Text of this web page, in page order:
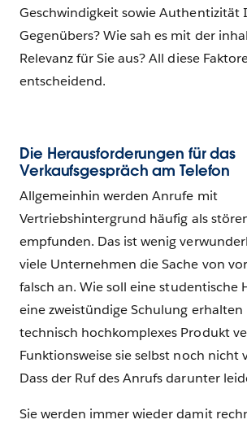
Geschwindigkeit sowie Authentizität
Gegenübers? Wie sah es mit der
Relevanz für Sie aus? All diese
entscheidend.
Die Herausforderungen für das
Verkaufsgespräch am Telefon
Allgemeinhin werden Anrufe mit
Vertriebshintergrund häufig als
empfunden. Das ist wenig
viele Unternehmen die Sache von
falsch an. Wie soll eine studentische
eine zweistündige Schulung erhalten
technisch hochkomplexes Produkt
Funktionsweise sie selbst noch nicht
Dass der Ruf des Anrufs darunter
Sie werden immer wieder damit